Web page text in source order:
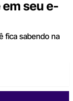
seu e-
fica sabendo na